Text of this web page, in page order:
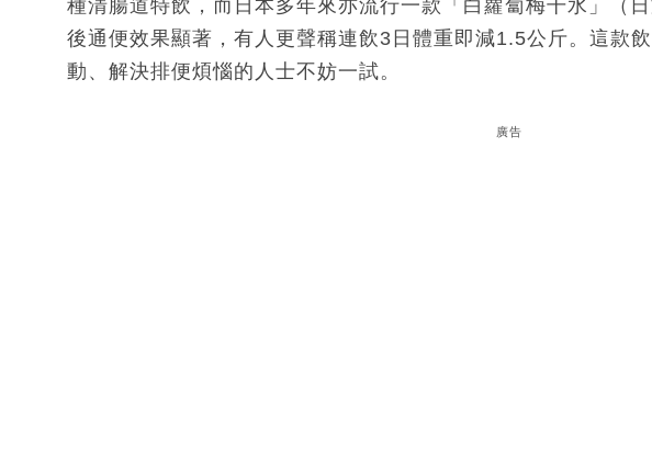
種清腸道特飲，而日本多年來亦流行一款「白蘿蔔梅干水」（
後通便效果顯著，有人更聲稱連飲3日體重即減1.5公斤。這款
動、解決排便煩惱的人士不妨一試。
廣告